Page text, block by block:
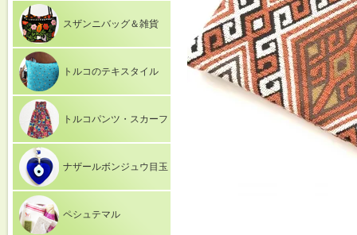
スザンニバッグ＆雑貨
トルコのテキスタイル
トルコパンツ・スカーフ
ナザールボンジュウ目玉
ペシュテマル